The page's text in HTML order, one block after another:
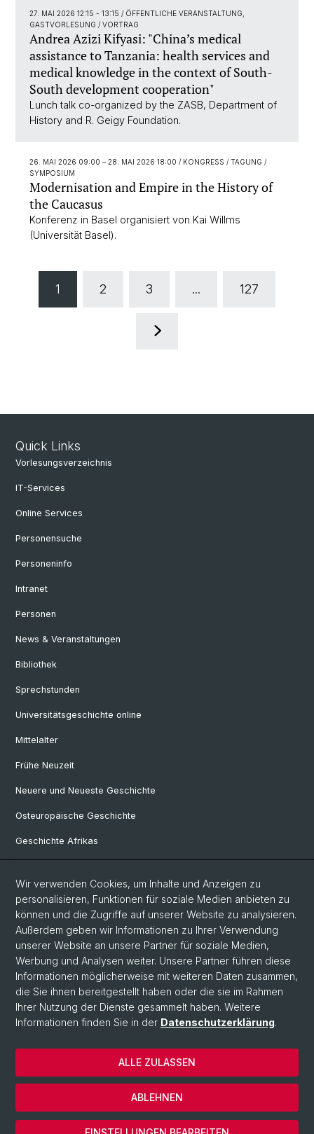
27. MAI 2026 12:15 - 13:15 / ÖFFENTLICHE VERANSTALTUNG,
GASTVORLESUNG / VORTRAG
Andrea Azizi Kifyasi: "China’s medical
assistance to Tanzania: health services and
medical knowledge in the context of South-
South development cooperation"
Lunch talk co-organized by the ZASB, Department of
History and R. Geigy Foundation.
26. MAI 2026 09:00 – 28. MAI 2026 18:00 / KONGRESS / TAGUNG /
SYMPOSIUM
Modernisation and Empire in the History of
the Caucasus
Konferenz in Basel organisiert von Kai Willms
(Universität Basel).
1 2 3 ... 127
Quick Links
Vorlesungsverzeichnis
IT-Services
Online Services
Personensuche
Personeninfo
Intranet
Personen
News & Veranstaltungen
Bibliothek
Sprechstunden
Universitätsgeschichte online
Mittelalter
Frühe Neuzeit
Neuere und Neueste Geschichte
Osteuropäische Geschichte
Geschichte Afrikas
Social Media
Linkedin
Bluesky
© Universität Basel
Philosophisch-Historische Fakultät
Home
Datenschutzerklärung
Wir verwenden Cookies, um Inhalte und Anzeigen zu
personalisieren, Funktionen für soziale Medien anbieten zu
können und die Zugriffe auf unserer Website zu analysieren.
Außerdem geben wir Informationen zu Ihrer Verwendung
unserer Website an unsere Partner für soziale Medien,
Werbung und Analysen weiter. Unsere Partner führen diese
Informationen möglicherweise mit weiteren Daten zusammen,
die Sie ihnen bereitgestellt haben oder die sie im Rahmen
Ihrer Nutzung der Dienste gesammelt haben. Weitere
Informationen finden Sie in der Datenschutzerklärung.
ABLEHNEN
ALLE ZULASSEN